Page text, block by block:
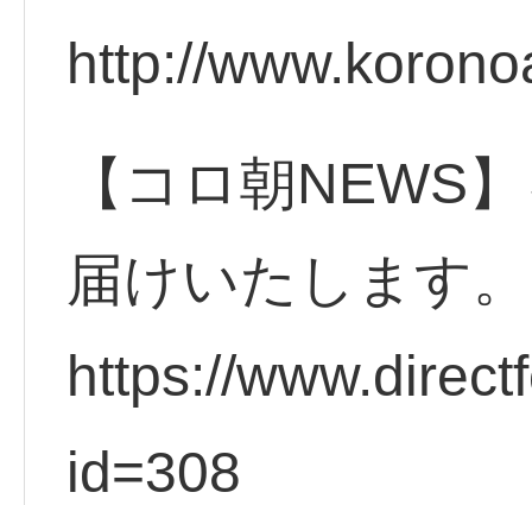
http://
【コロ朝NEWS
届けいたします。
https://
id=308